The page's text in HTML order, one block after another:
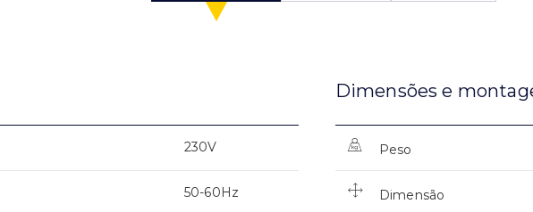
230V
50-60Hz
Dimensões e
Peso
Dimensão